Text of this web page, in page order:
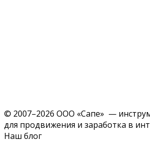
© 2007–2026 ООО «Сапе» —
для продвижения и заработка в
Наш блог